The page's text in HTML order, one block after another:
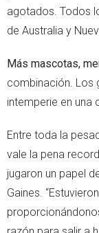
agotados. Todos
de Australia y
Más mascotas,
combinación. Los
intemperie en una
Entre toda la
vale la pena
jugaron un papel
Gaines.